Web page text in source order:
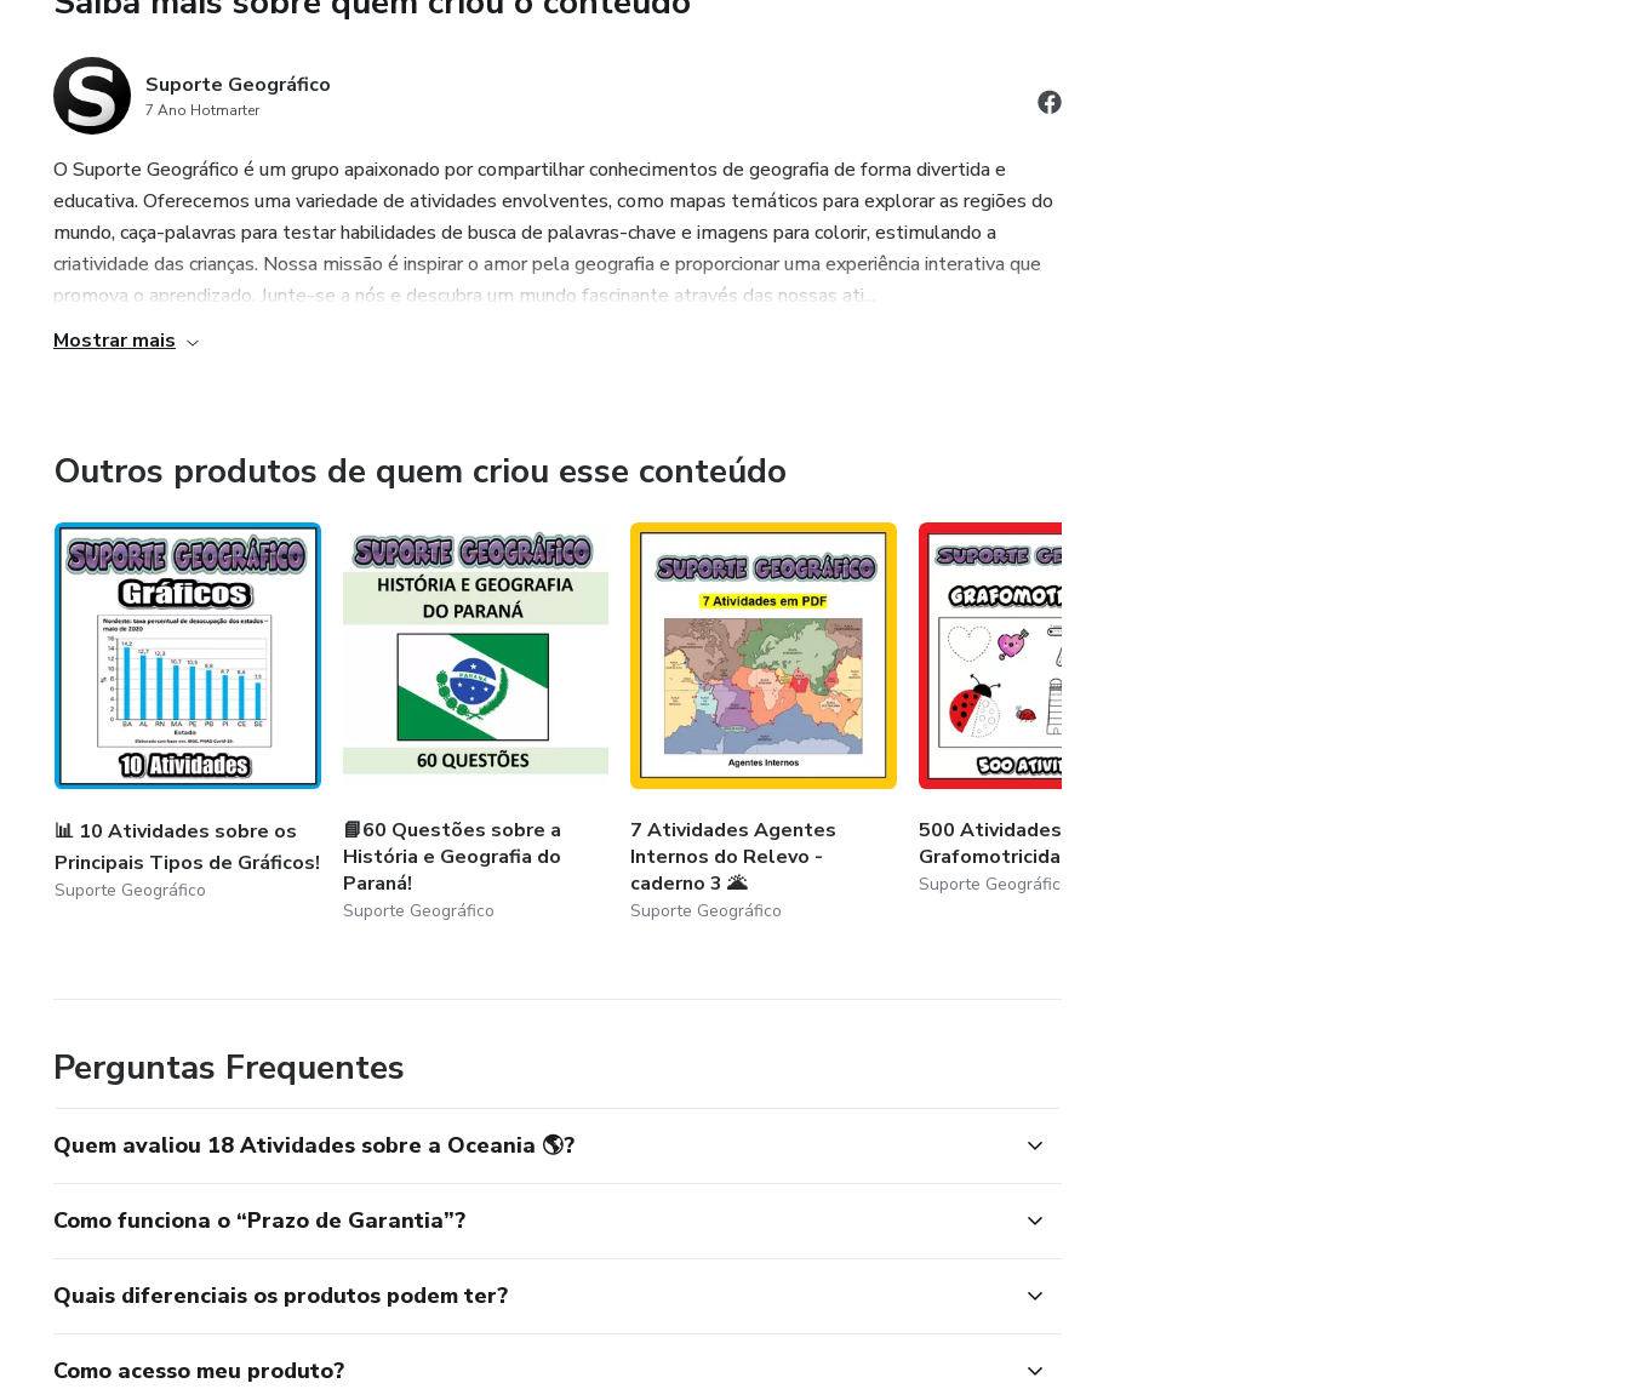
Suporte Geográfico
7 Ano Hotmarter
O Suporte Geográfico é um grupo apaixonado por compartilhar conhecimentos de geografia de forma divertida e
educativa. Oferecemos uma variedade de atividades envolventes, como mapas temáticos para explorar as regiões do
mundo, caça-palavras para testar habilidades de busca de palavras-chave e imagens para colorir, estimulando a
criatividade das crianças. Nossa missão é inspirar o amor pela geografia e proporcionar uma experiência interativa que
promova o aprendizado. Junte-se a nós e descubra um mundo fascinante através das nossas ati...
Mostrar mais
Outros produtos de quem criou esse conteúdo
📊 10 Atividades sobre os
Principais Tipos de Gráficos!
Suporte Geográfico
📘60 Questões sobre a
História e Geografia do
Paraná!
Suporte Geográfico
7 Atividades Agentes
Internos do Relevo -
caderno 3 🌋
Suporte Geográfico
500 Atividades sobre
Grafomotricidade
Suporte Geográfico
Perguntas Frequentes
Quem avaliou 18 Atividades sobre a Oceania 🌎?
Como funciona o “Prazo de Garantia”?
Quais diferenciais os produtos podem ter?
Como acesso meu produto?